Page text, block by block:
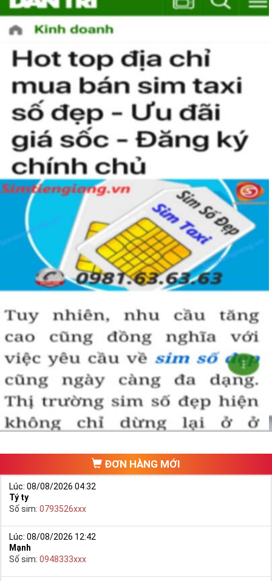
ĐƠN HÀNG MỚI
Lúc: 08/08/2026 04:32
Tý ty
Số sim: 0793526xxx
Lúc: 08/08/2026 12:42
Mạnh
Số sim: 0948333xxx